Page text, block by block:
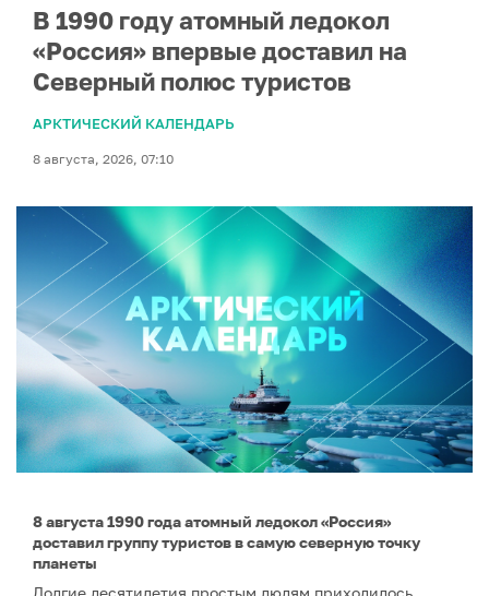
В 1990 году атомный ледокол
«Россия» впервые доставил на
Северный полюс туристов
АРКТИЧЕСКИЙ КАЛЕНДАРЬ
8 августа, 2026, 07:10
8 августа 1990 года атомный ледокол «Россия»
доставил группу туристов в самую северную точку
планеты